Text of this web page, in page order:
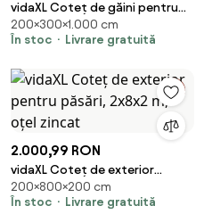
vidaXL Coteț de găini pentru
exterior, 3x10x2 m, oțel zincat
200×300×1.000 cm
În stoc
Livrare gratuită
2.000,99 RON
vidaXL Coteț de exterior
pentru păsări, 2x8x2 m, oțel
zincat
200×800×200 cm
În stoc
Livrare gratuită